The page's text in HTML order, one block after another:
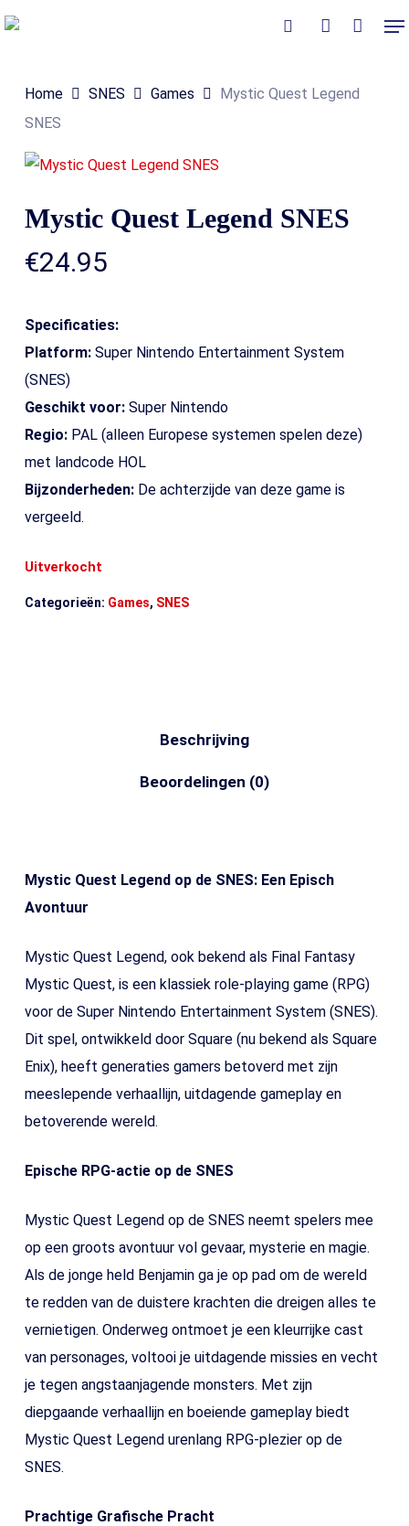
Skip
content
Home SNES Games
Mystic Quest Legend
SNES
Mystic Quest Legend SNES
€24.95
Specificaties:
Platform:Super Nintendo Entertainment System
(SNES)
Geschikt voor:Super Nintendo
Regio:PAL (alleen Europese systemen spelen deze)
met landcode HOL
Bijzonderheden:De achterzijde van deze game is
vergeeld.
Uitverkocht
Categorieën: Games, SNES
Beschrijving
Beoordelingen (0)
Mystic Quest Legend op de SNES: Een Episch
Avontuur
Mystic Quest Legend, ook bekend als Final Fantasy
Mystic Quest, is een klassiek role-playing game (RPG)
voor de Super Nintendo Entertainment System (SNES).
Dit spel, ontwikkeld door Square (nu bekend als Square
Enix), heeft generaties gamers betoverd met zijn
meeslepende verhaallijn, uitdagende gameplay en
betoverende wereld.
Epische RPG-actie op de SNES
Mystic Quest Legend op de SNES neemt spelers mee
op een groots avontuur vol gevaar, mysterie en magie.
Als de jonge held Benjamin ga je op pad om de wereld
te redden van de duistere krachten die dreigen alles te
vernietigen. Onderweg ontmoet je een kleurrijke cast
van personages, voltooi je uitdagende missies en vecht
je tegen angstaanjagende monsters. Met zijn
diepgaande verhaallijn en boeiende gameplay biedt
Mystic Quest Legend urenlang RPG-plezier op de
SNES.
Prachtige Grafische Pracht